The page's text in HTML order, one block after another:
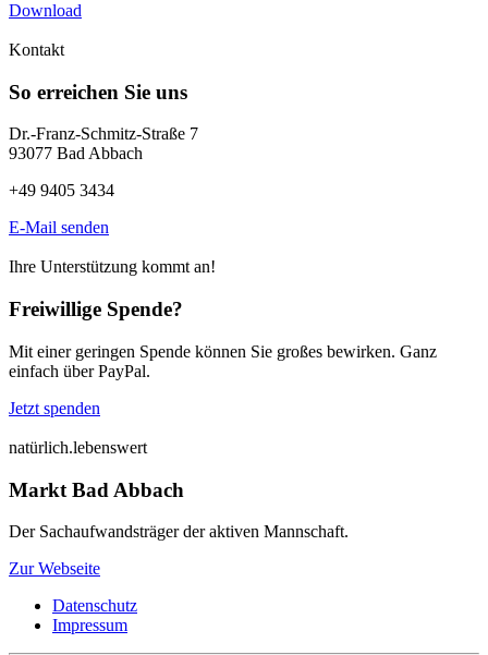
Download
Kontakt
So erreichen Sie uns
Dr.-Franz-Schmitz-Straße 7
93077 Bad Abbach
+49 9405 3434
E-Mail senden
Ihre Unterstützung kommt an!
Freiwillige Spende?
Mit einer geringen Spende können Sie großes bewirken. Ganz
einfach über PayPal.
Jetzt spenden
natürlich.lebenswert
Markt Bad Abbach
Der Sachaufwandsträger der aktiven Mannschaft.
Zur Webseite
Datenschutz
Impressum